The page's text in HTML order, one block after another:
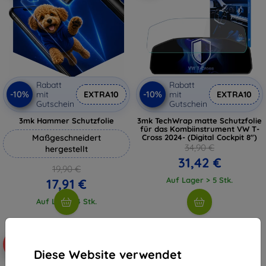
Diese Website verwendet
-10%
Rabatt
mit
Gutschein
EXTRA10
3mk Hammer Schutzfolie
Maßgeschneidert
hergestellt
19,90 €
17,91 €
Auf Lager 4 Stk.
-10%
Rabatt
mit
Gutschein
EXTRA10
3mk TechWrap matte Schutzfolie
für das Kombiinstrument VW T-
Cross 2024- (Digital Cockpit 8")
34,90 €
31,42 €
Auf Lager > 5 Stk.